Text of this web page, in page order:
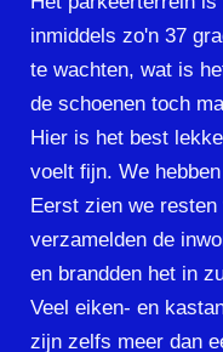
inmiddels zo'n 37
te wachten, wat is
de schoenen toch
Hier is het best
voelt fijn. We
Eerst zien we
verzamelden de
en brandden het in
Veel eiken- en
zijn zelfs meer dan